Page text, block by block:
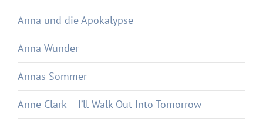
Anna und die Apokalypse
Anna Wunder
Annas Sommer
Anne Clark – I’ll Walk Out Into Tomorrow